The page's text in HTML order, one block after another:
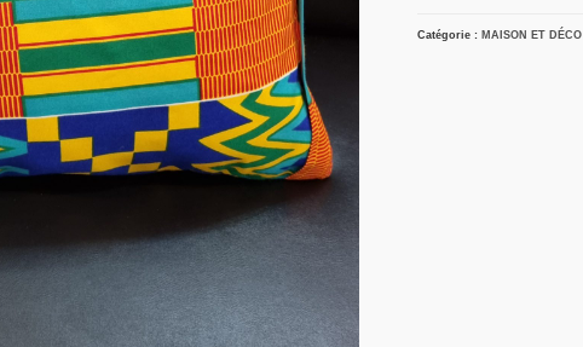
Catégorie : MAISON ET DÉCO